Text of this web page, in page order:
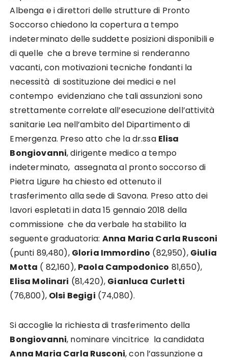
Albenga e i direttori delle strutture di Pronto
Soccorso chiedono la copertura a tempo
indeterminato delle suddette posizioni disponibili e
di quelle che a breve termine si renderanno
vacanti, con motivazioni tecniche fondanti la
necessità di sostituzione dei medici e nel
contempo evidenziano che tali assunzioni sono
strettamente correlate all’esecuzione dell’attività
sanitarie Lea nell’ambito del Dipartimento di
Emergenza. Preso atto che la dr.ssa Elisa
Bongiovanni, dirigente medico a tempo
indeterminato, assegnata al pronto soccorso di
Pietra Ligure ha chiesto ed ottenuto il
trasferimento alla sede di Savona. Preso atto dei
lavori espletati in data 15 gennaio 2018 della
commissione che da verbale ha stabilito la
seguente graduatoria: Anna Maria Carla Rusconi
(punti 89,480), Gloria Immordino (82,950), Giulia
Motta ( 82,160), Paola Campodonico 81,650),
Elisa Molinari (81,420), Gianluca Curletti
(76,800), Olsi Begigi (74,080).
Si accoglie la richiesta di trasferimento della
Bongiovanni, nominare vincitrice la candidata
Anna Maria Carla Rusconi, con l’assunzione a